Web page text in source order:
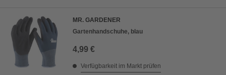
MR. GARDENER
Gartenhandschuhe, blau
4,99 €
Verfügbarkeit im Markt prüfen